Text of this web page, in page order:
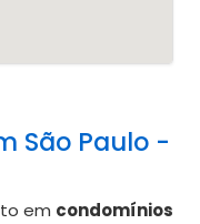
São Paulo -
em condomínios